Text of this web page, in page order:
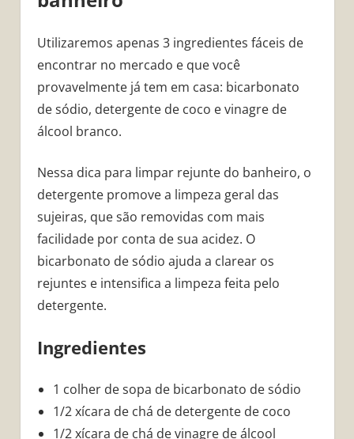
Utilizaremos apenas 3 ingredientes fáceis de
encontrar no mercado e que você
provavelmente já tem em casa: bicarbonato
de sódio, detergente de coco e vinagre de
álcool branco.
Nessa dica para limpar rejunte do banheiro, o
detergente promove a limpeza geral das
sujeiras, que são removidas com mais
facilidade por conta de sua acidez. O
bicarbonato de sódio ajuda a clarear os
rejuntes e intensifica a limpeza feita pelo
detergente.
Ingredientes
1 colher de sopa de bicarbonato de sódio
1/2 xícara de chá de detergente de coco
1/2 xícara de chá de vinagre de álcool